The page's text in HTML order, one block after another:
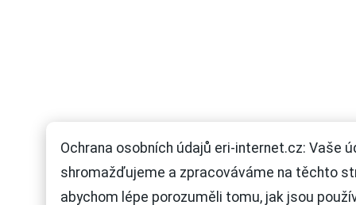
Ochrana osobních údajů eri-internet.cz: Vaše
shromažďujeme a zpracováváme na těchto
abychom lépe porozuměli tomu, jak jsou